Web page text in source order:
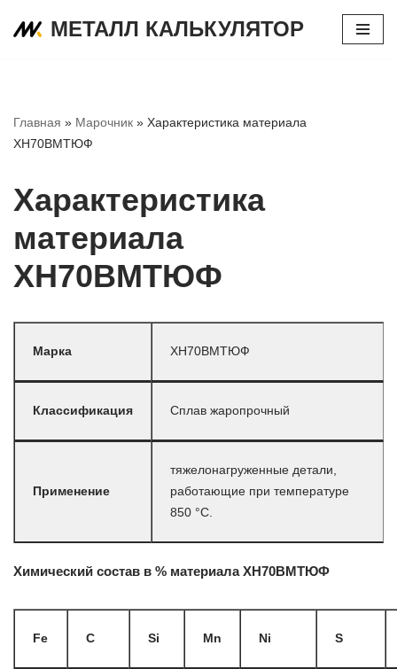
МЕТАЛЛ КАЛЬКУЛЯТОР
Главная » Марочник » Характеристика материала
ХН70ВМТЮФ
Характеристика
материала
ХН70ВМТЮФ
Марка ХН70ВМТЮФ
Классификация Сплав жаропрочный
Применение
тяжелонагруженные детали,
работающие при температуре
850 °С.
Химический состав в % материала ХН70ВМТЮФ
Fe C Si Mn Ni S